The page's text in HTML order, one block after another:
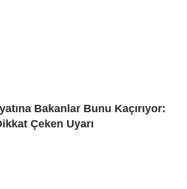
Bakanlar Bunu Kaçırıyor:
Çeken Uyarı